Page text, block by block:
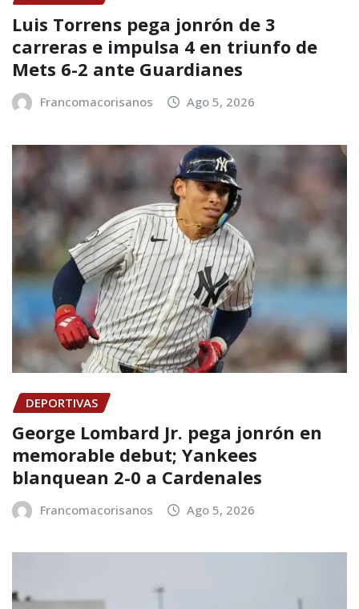
Luis Torrens pega jonrón de 3
carreras e impulsa 4 en triunfo de
Mets 6-2 ante Guardianes
Francomacorisanos Ago 5, 2026
DEPORTIVAS
George Lombard Jr. pega jonrón en
memorable debut; Yankees
blanquean 2-0 a Cardenales
Francomacorisanos Ago 5, 2026